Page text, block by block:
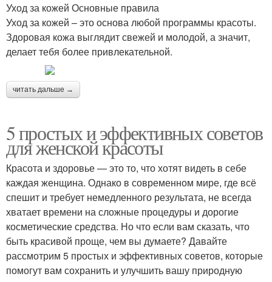
Уход за кожей Основные правила
Уход за кожей – это основа любой программы красоты.
Здоровая кожа выглядит свежей и молодой, а значит,
делает тебя более привлекательной.
читать дальше →
5 простых и эффективных советов
для женской красоты
Красота и здоровье — это то, что хотят видеть в себе
каждая женщина. Однако в современном мире, где всё
спешит и требует немедленного результата, не всегда
хватает времени на сложные процедуры и дорогие
косметические средства. Но что если вам сказать, что
быть красивой проще, чем вы думаете? Давайте
рассмотрим 5 простых и эффективных советов, которые
помогут вам сохранить и улучшить вашу природную